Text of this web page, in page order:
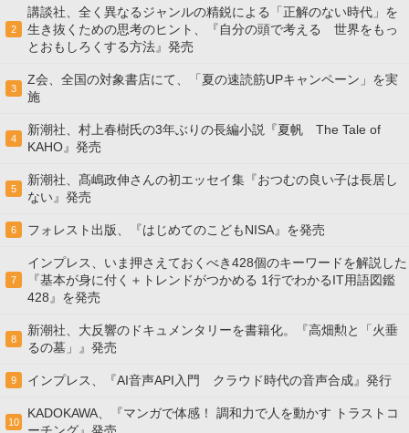
2
講談社、全く異なるジャンルの精鋭による「正解のない時代」を
生き抜くための思考のヒント、『自分の頭で考える 世界をもっ
とおもしろくする方法』発売
3
Z会、全国の対象書店にて、「夏の速読筋UPキャンペーン」を実
施
4
新潮社、村上春樹氏の3年ぶりの長編小説『夏帆 The Tale of
KAHO』発売
5
新潮社、髙嶋政伸さんの初エッセイ集『おつむの良い子は長居し
ない』発売
6 フォレスト出版、『はじめてのこどもNISA』を発売
7
インプレス、いま押さえておくべき428個のキーワードを解説した
『基本が身に付く＋トレンドがつかめる 1行でわかるIT用語図鑑
428』を発売
8
新潮社、大反響のドキュメンタリーを書籍化。『高畑勲と「火垂
るの墓」』発売
9 インプレス、『AI音声API入門 クラウド時代の音声合成』発行
10
KADOKAWA、『マンガで体感！ 調和力で人を動かす トラストコ
ーチング』発売